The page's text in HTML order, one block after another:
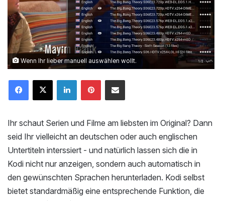
Wenn Ihr lieber manuell auswählen wollt.
Ihr schaut Serien und Filme am liebsten im Original? Dann
seid Ihr vielleicht an deutschen oder auch englischen
Untertiteln interssiert - und natürlich lassen sich die in
Kodi nicht nur anzeigen, sondern auch automatisch in
den gewünschten Sprachen herunterladen. Kodi selbst
bietet standardmäßig eine entsprechende Funktion, die